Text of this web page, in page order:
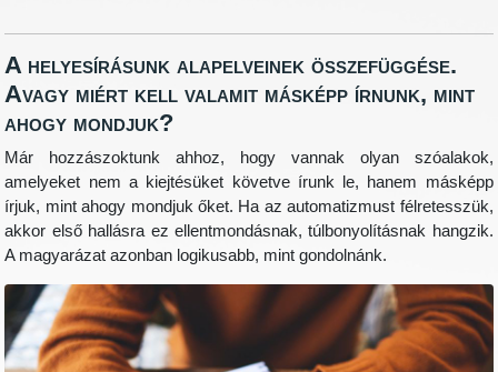
A helyesírásunk alapelveinek összefüggése.
Avagy miért kell valamit másképp írnunk, mint
ahogy mondjuk?
Már hozzászoktunk ahhoz, hogy vannak olyan szóalakok,
amelyeket nem a kiejtésüket követve írunk le, hanem másképp
írjuk, mint ahogy mondjuk őket. Ha az automatizmust félretesszük,
akkor első hallásra ez ellentmondásnak, túlbonyolításnak hangzik.
A magyarázat azonban logikusabb, mint gondolnánk.